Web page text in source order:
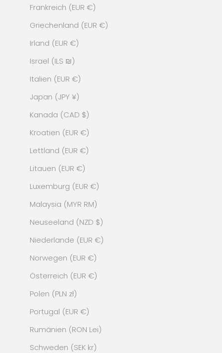
Frankreich (EUR €)
Griechenland (EUR €)
Irland (EUR €)
Israel (ILS ₪)
Italien (EUR €)
Japan (JPY ¥)
Kanada (CAD $)
Kroatien (EUR €)
Lettland (EUR €)
Litauen (EUR €)
Luxemburg (EUR €)
Malaysia (MYR RM)
Neuseeland (NZD $)
Niederlande (EUR €)
Norwegen (EUR €)
Österreich (EUR €)
Polen (PLN zł)
Portugal (EUR €)
Rumänien (RON Lei)
Schweden (SEK kr)